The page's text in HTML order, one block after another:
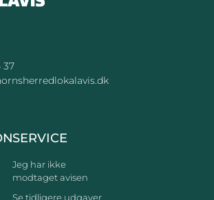
37
SERVICE
Jeg har ikke
modtaget avisen
Se tidligere udgaver